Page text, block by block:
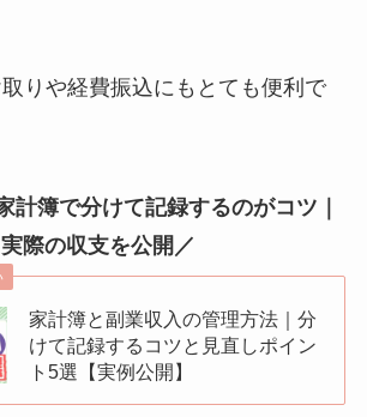
りや経費振込にもとても便利で
計簿で分けて記録するのがコツ｜
実際の収支を公開／
家計簿と副業収入の管理方法｜分
けて記録するコツと見直しポイン
ト5選【実例公開】